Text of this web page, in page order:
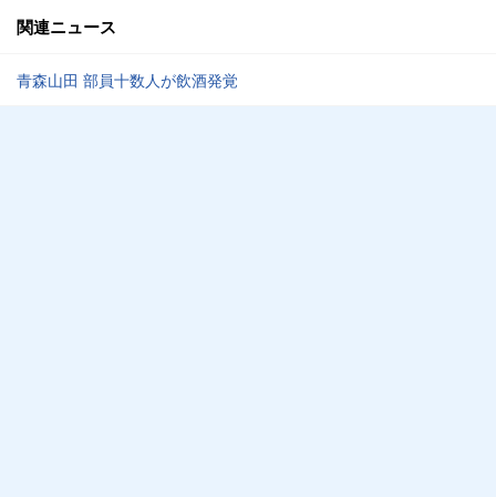
関連ニュース
青森山田 部員十数人が飲酒発覚